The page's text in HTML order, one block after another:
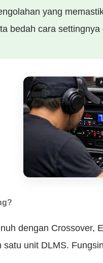
yang
bedah cara settingnya
dengan Crossover,
unit DLMS.